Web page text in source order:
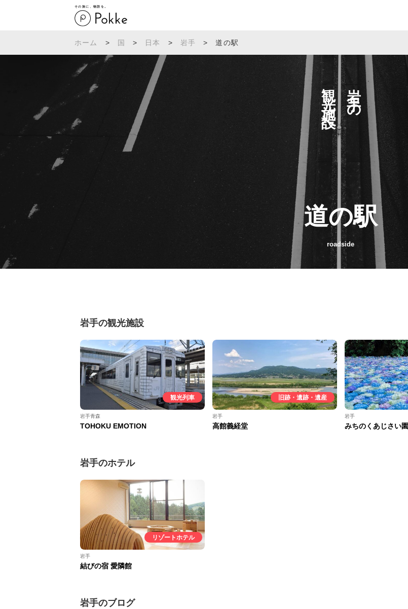
その旅に、物語を。
ホーム > 国 > 日本 > 岩手 > 道の駅
岩手の
観光施設へ
道の駅
roadside
岩手の観光施設
観光列車
岩手青森
TOHOKU EMOTION
旧跡・遺跡・遺産
岩手
高館義経堂
岩手
みちのくあじさい園
岩手のホテル
リゾートホテル
岩手
結びの宿 愛隣館
岩手のブログ